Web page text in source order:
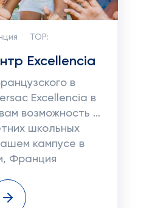
TOP:
Excellencia
в
Excellencia в
возможность ...
школьных
кампусе в
Франция